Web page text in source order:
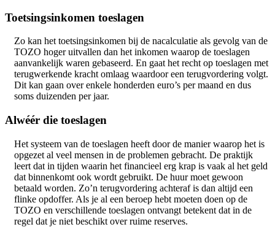
Toetsingsinkomen toeslagen
Zo kan het toetsingsinkomen bij de nacalculatie als gevolg van de
TOZO hoger uitvallen dan het inkomen waarop de toeslagen
aanvankelijk waren gebaseerd. En gaat het recht op toeslagen met
terugwerkende kracht omlaag waardoor een terugvordering volgt.
Dit kan gaan over enkele honderden euro’s per maand en dus
soms duizenden per jaar.
Alwéér die toeslagen
Het systeem van de toeslagen heeft door de manier waarop het is
opgezet al veel mensen in de problemen gebracht. De praktijk
leert dat in tijden waarin het financieel erg krap is vaak al het geld
dat binnenkomt ook wordt gebruikt. De huur moet gewoon
betaald worden. Zo’n terugvordering achteraf is dan altijd een
flinke opdoffer. Als je al een beroep hebt moeten doen op de
TOZO en verschillende toeslagen ontvangt betekent dat in de
regel dat je niet beschikt over ruime reserves.